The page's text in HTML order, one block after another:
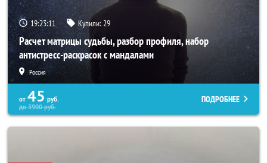
19:23:07 Купили:29
Расчет матрицы судьбы, разбор профиля, набор
антистресс-раскрасок с мандалами
Россия
от 45 руб.
до3900руб.
ПОДРОБНЕЕ